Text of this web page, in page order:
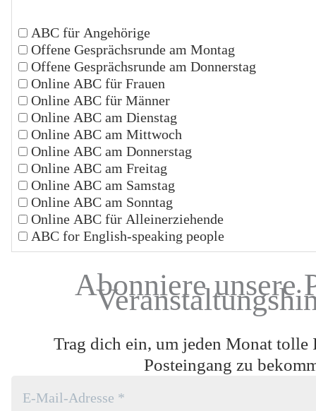
ABC für Angehörige
Offene Gesprächsrunde am Montag
Offene Gesprächsrunde am Donnerstag
Online ABC für Frauen
Online ABC für Männer
Online ABC am Dienstag
Online ABC am Mittwoch
Online ABC am Donnerstag
Online ABC am Freitag
Online ABC am Samstag
Online ABC am Sonntag
Online ABC für Alleinerziehende
ABC for English-speaking people
Abonniere unsere
Trag dich ein, um jeden Monat tolle
Posteingang zu